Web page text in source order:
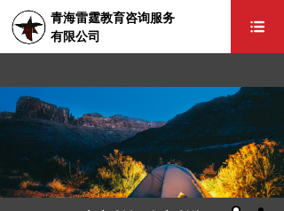
青海雷霆教育咨询服务
有限公司
THE BODY TO THE HEART
户外运动，是一项在自然场地举行的一组集体项
目群，发现心
世界,协助每一颗自由的心实现远行
的梦想...